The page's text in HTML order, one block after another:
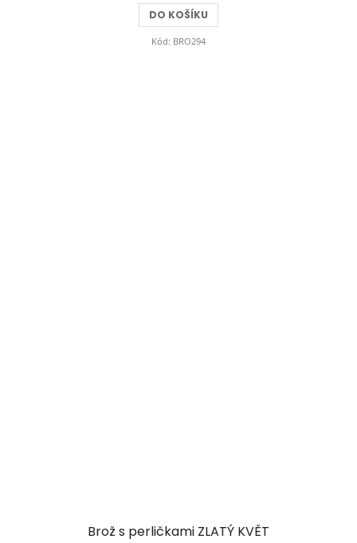
DO KOŠÍKU
Kód: BRO294
Brož s perličkami ZLATÝ KVĚT